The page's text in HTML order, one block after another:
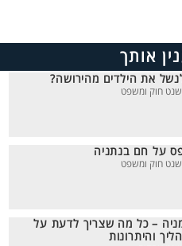
אותך
את הילדים מהירושה?
על חם בנתניה
– כל מה שצריך לדעת על
והיתרונות